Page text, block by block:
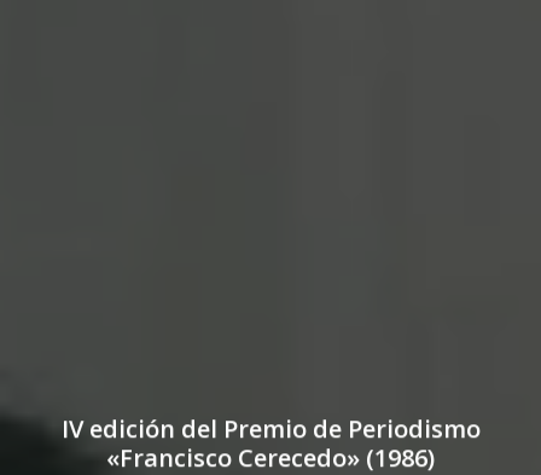
IV edición del Premio de Periodismo
«Francisco Cerecedo» (1986)